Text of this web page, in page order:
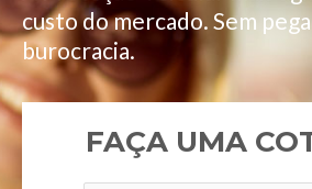
custo do mercado. Sem
burocracia.
FAÇA UMA